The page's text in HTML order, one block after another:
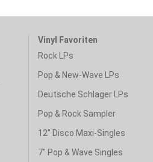
Vinyl Favoriten
Rock LPs
Pop & New-Wave LPs
Deutsche Schlager LPs
Pop & Rock Sampler
12" Disco Maxi-Singles
7" Pop & Wave Singles